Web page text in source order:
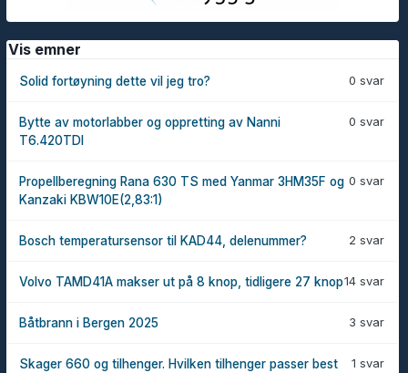
Vis emner
0 svar
Solid fortøyning dette vil jeg tro?
0 svar
Bytte av motorlabber og oppretting av Nanni
T6.420TDI
0 svar
Propellberegning Rana 630 TS med Yanmar 3HM35F og
Kanzaki KBW10E(2,83:1)
2 svar
Bosch temperatursensor til KAD44, delenummer?
14 svar
Volvo TAMD41A makser ut på 8 knop, tidligere 27 knop
3 svar
Båtbrann i Bergen 2025
1 svar
Skager 660 og tilhenger. Hvilken tilhenger passer best